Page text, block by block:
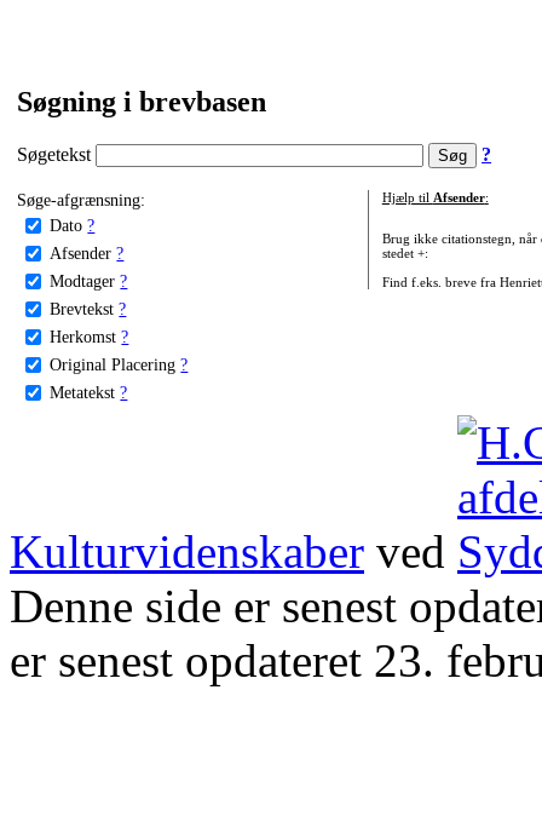
Søgning i brevbasen
Søgetekst ?
Søge-afgrænsning:
Dato ?
Afsender ?
Modtager ?
Brevtekst ?
Herkomst ?
Original Placering ?
Metatekst ?
Hjælp til Afsender:
Brug ikke citationstegn, når
stedet +:
Find f.eks. breve fra
Kulturvidenskaber ved
Denne side er senest
er senest opdateret 23.